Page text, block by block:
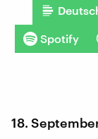
Spotify
18.